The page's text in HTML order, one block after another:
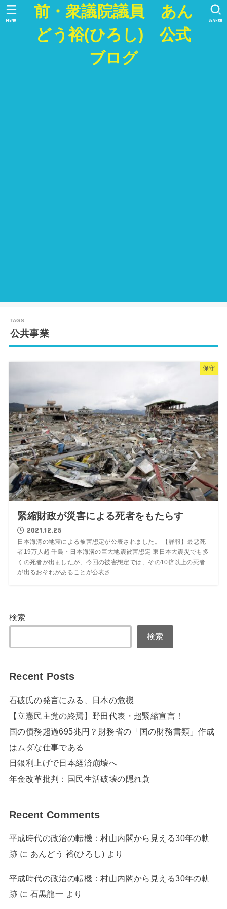
前・衆議院議員 あん
どう裕(ひろし) 公式
ブログ
SEARCH
MENU
公共事業
保守
緊縮財政が災害による死者をもたらす
2021.12.25
日本海溝の地震による被害想定が公表されました。 【詳報】最悪死
者19万人超 千島・日本海溝の巨大地震被害想定 東日本大震災でも多
くの死者が出ましたが、今回の被害想定では、その10倍以上の死者
が出るおそれがあることが公表さ...
検索
検索
Recent Posts
石破氏の発言にみる、日本の危機
【立憲民主党の終焉】野田代表・超緊縮宣言！
国の債務超過695兆円？財務省の「国の財務書類」作成
はムダな仕事である
日銀利上げで日本経済崩壊へ
年金改革批判：国民生活破壊の隠れ蓑
Recent Comments
平成時代の政治の転機：村山内閣から見える30年の軌
跡 に あんどう 裕(ひろし) より
平成時代の政治の転機：村山内閣から見える30年の軌
跡 に 石黒龍一 より